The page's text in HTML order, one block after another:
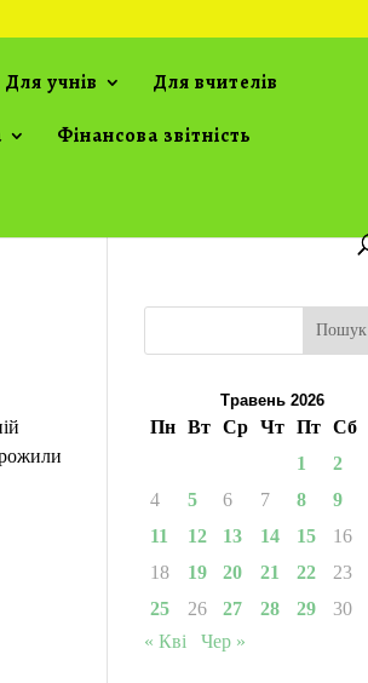
Для учнів
Для вчителів
Фінансова звітність
Пошук
Травень 2026
Пн Вт Ср Чт Пт Сб
1
2
4
5 6 7 8 9
11
12 13 14 15 16
18
19 20 21 22 23
25
26 27 28 29 30
« Кві
Чер »